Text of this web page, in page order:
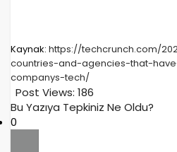
Kaynak: https://techcrunch.com/
countries-and-agencies-that-
companys-tech/
Post Views: 186
Bu Yazıya Tepkiniz Ne Oldu?
0